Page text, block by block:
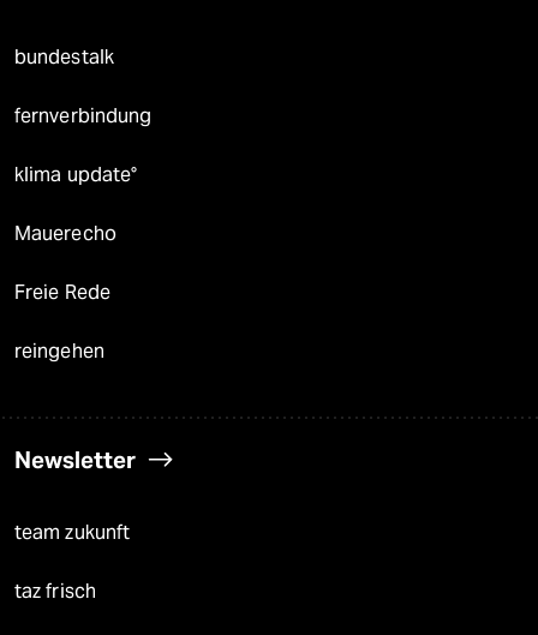
bundestalk
fernverbindung
klima update°
Mauerecho
Freie Rede
reingehen
Newsletter
team zukunft
taz frisch